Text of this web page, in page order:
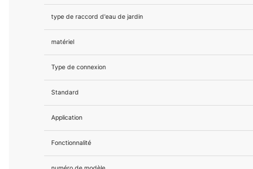
type de raccord d'eau de jardin
matériel
Type de connexion
Standard
Application
Fonctionnalité